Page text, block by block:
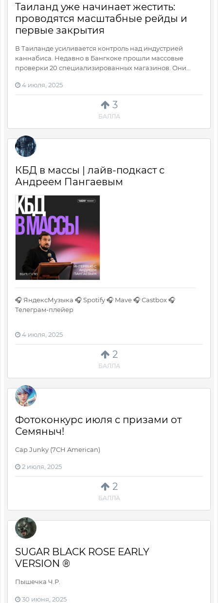
3
БАЛЛА
Таиланд уже начинает жестить:
проводятся масштабные рейды и
первые закрытия
В Таиланде усиливается контроль над индустрией
каннабиса. Недавно в Бангкоке прошли массовые
проверки 20 специализированных магазинов. Они...
4 июля, 2025
2
БАЛЛА
КБД в массы | лайв-подкаст с
Андреем Пангаевым
🎧 ЯндексМузыка 🎧 Spotify 🎧 Mave 🎧 Castbox 🎧
Телеграм-плейер
4 июля, 2025
2
БАЛЛА
Фотоконкурс июля с призами от
Семяныч!
Cap Junky (7CH American)
2 июля, 2025
SUGAR BLACK ROSE EARLY
VERSION ®
Пышечка Ч.Р.
30 июня, 2025